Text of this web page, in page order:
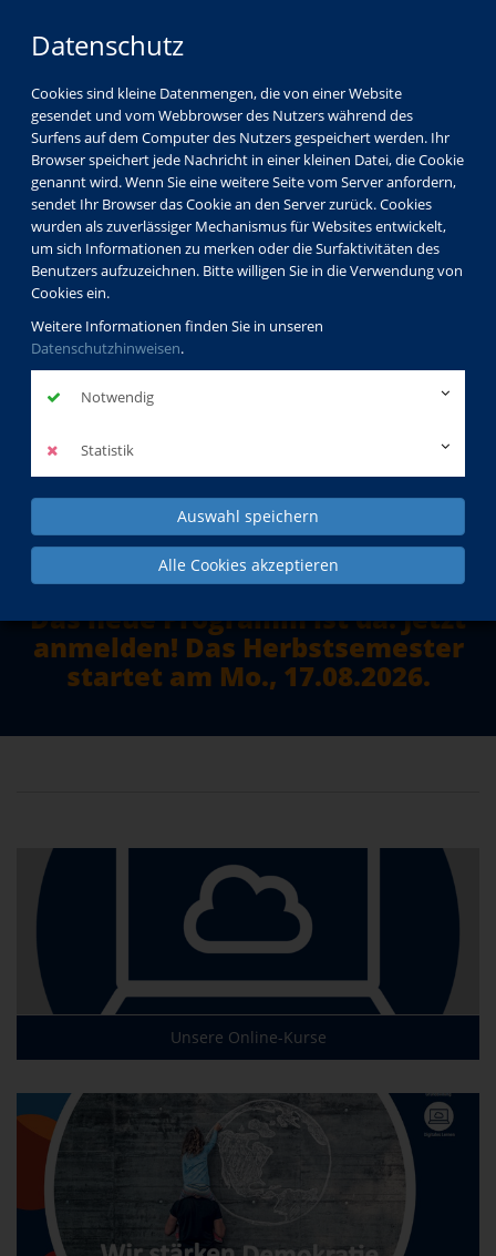
Datenschutz
Cookies sind kleine Datenmengen, die von einer Website
gesendet und vom Webbrowser des Nutzers während des
Surfens auf dem Computer des Nutzers gespeichert werden. Ihr
Browser speichert jede Nachricht in einer kleinen Datei, die Cookie
genannt wird. Wenn Sie eine weitere Seite vom Server anfordern,
sendet Ihr Browser das Cookie an den Server zurück. Cookies
wurden als zuverlässiger Mechanismus für Websites entwickelt,
um sich Informationen zu merken oder die Surfaktivitäten des
Benutzers aufzuzeichnen. Bitte willigen Sie in die Verwendung von
Cookies ein.
Weitere Informationen finden Sie in unseren
Datenschutzhinweisen.
Notwendig
Statistik
Auswahl speichern
Alle Cookies akzeptieren
Deutsch als Zweitsprache - Alphabetisierungskurs
Das neue Programm ist da. Jetzt
anmelden! Das Herbstsemester
startet am Mo., 17.08.2026.
Unsere Online-Kurse